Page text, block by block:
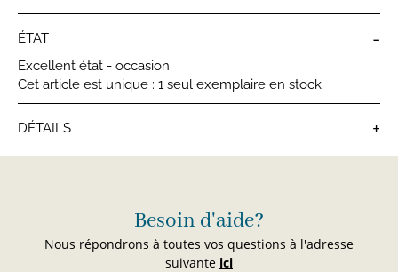
ÉTAT -
Excellent état - occasion
Cet article est unique : 1 seul exemplaire en stock
DÉTAILS +
Shorts bébé
Besoin d'aide?
Nous répondrons à toutes vos questions à l'adresse
suivante ici